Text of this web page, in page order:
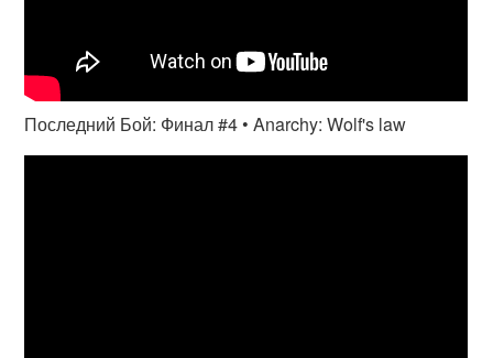
Последний Бой: Финал #4 • Anarchy: Wolf's law